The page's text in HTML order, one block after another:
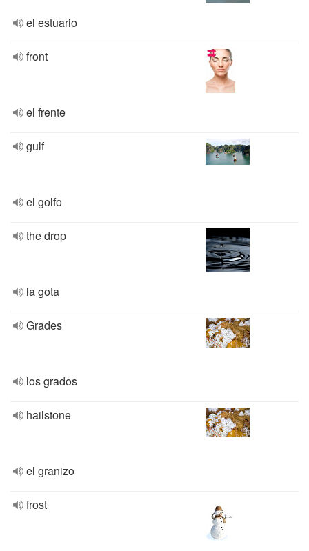
el estuario
front
el frente
gulf
el golfo
the drop
la gota
Grades
los grados
hailstone
el granizo
frost